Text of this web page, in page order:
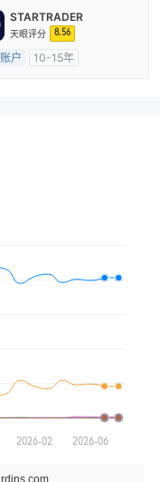
STARTRADER
天眼评分 8.56
户
10-15年